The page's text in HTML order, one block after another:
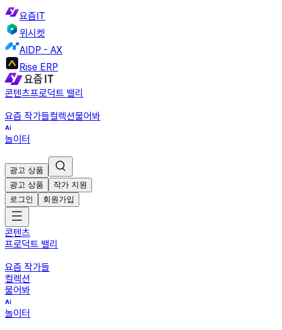
요즘IT
위시켓
AIDP - AX
Rise ERP
콘텐츠프로덕트 밸리
요즘 작가들컬렉션물어봐
놀이터
광고 상품
광고 상품
작가 지원
로그인
회원가입
콘텐츠
프로덕트 밸리
요즘 작가들
컬렉션
물어봐
놀이터